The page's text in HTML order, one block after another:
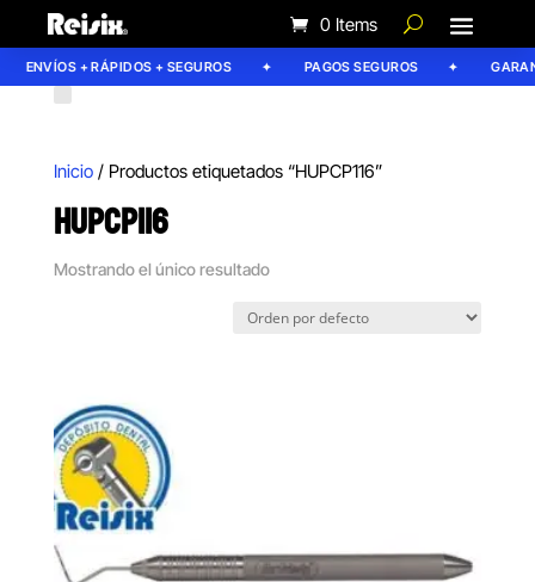
0 Items
ENVÍOS + RÁPIDOS + SEGUROS PAGOS SEGUROS
Inicio/ Productos etiquetados “HUPCP116”
HUPCP116
Mostrando el único resultado